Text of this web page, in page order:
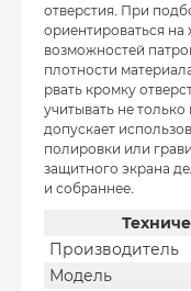
отверстия. При
ориентироваться на
возможностей
плотности
рвать кромку
учитывать не
допускает
полировки или
защитного экрана
и собраннее.
Производитель
Модель